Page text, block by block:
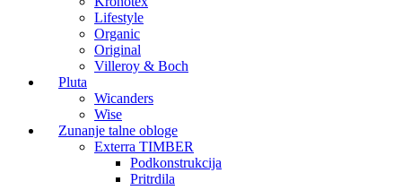
Lifestyle
Organic
Original
Villeroy & Boch
Pluta
Wicanders
Wise
Zunanje talne obloge
Exterra TIMBER
Podkonstrukcija
Pritrdila